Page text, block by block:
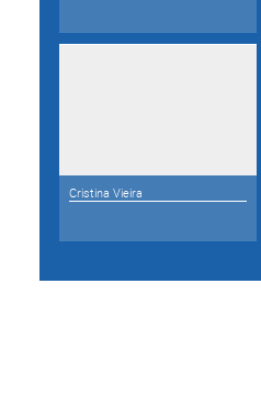
Cristina Vieira